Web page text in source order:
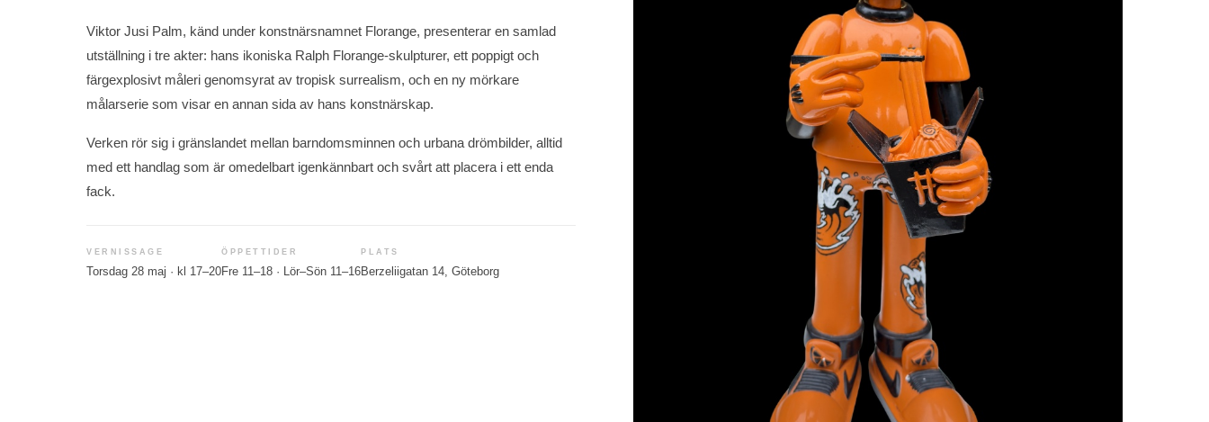
Viktor Jusi Palm, känd under konstnärsnamnet Florange, presenterar en samlad
utställning i tre akter: hans ikoniska Ralph Florange-skulpturer, ett poppigt och
färgexplosivt måleri genomsyrat av tropisk surrealism, och en ny mörkare
målarserie som visar en annan sida av hans konstnärskap.
Verken rör sig i gränslandet mellan barndomsminnen och urbana drömbilder, alltid
med ett handlag som är omedelbart igenkännbart och svårt att placera i ett enda
fack.
VERNISSAGE
Torsdag 28 maj · kl 17–20
ÖPPETTIDER
Fre 11–18 · Lör–Sön 11–16
PLATS
Berzeliigatan 14, Göteborg